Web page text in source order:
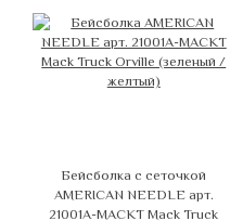
Бейсболка с сеточкой
AMERICAN NEEDLE арт.
21001A-MACKT Mack Truck